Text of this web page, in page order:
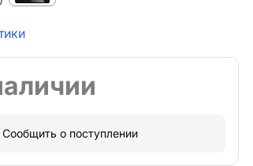
Сообщить о поступлении